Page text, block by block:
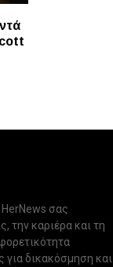
HerNews σας
την καριέρα και τη
για δικακόσμηση και